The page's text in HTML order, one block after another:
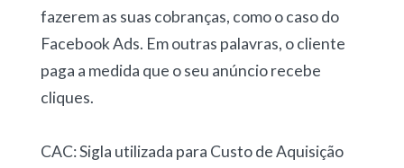
fazerem as suas cobranças, como o caso do
Facebook Ads. Em outras palavras, o cliente
paga a medida que o seu anúncio recebe
cliques.
CAC: Sigla utilizada para Custo de Aquisição